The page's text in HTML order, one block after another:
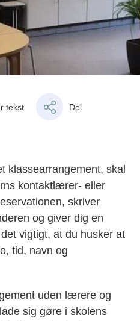
tekst Del
klassearrangement, skal
kontaktlærer- eller
skriver
og giver dig en
vigtigt, at du husker at
tid, navn og
uden lærere og
sig gøre i skolens